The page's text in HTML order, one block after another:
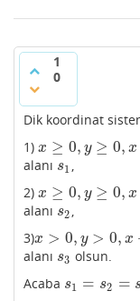
1
0
Dik koordinat
1) x ≥ 0, y ≥ 0, x
x≥ 0,y ≥0 ,x+y≤ 2
alanı s1
s1 ,
2) x ≥ 0, y ≥ 0, x
x≥ 0,y ≥0 ,x+y< 2
alanı s2
s2,
3)x > 0, y > 0, x
x> 0,y >0 ,x+y< 2
alanı s3
s3 olsun.
Acaba s1 = s2 =
s1 =s2 =s =2